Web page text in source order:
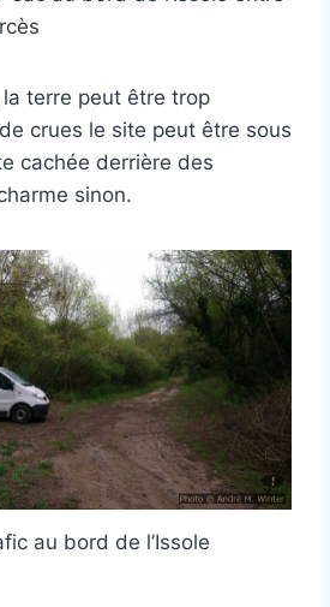
terre peut être trop
crues le site peut être sous
cachée derrière des
sinon.
au bord de l’Issole